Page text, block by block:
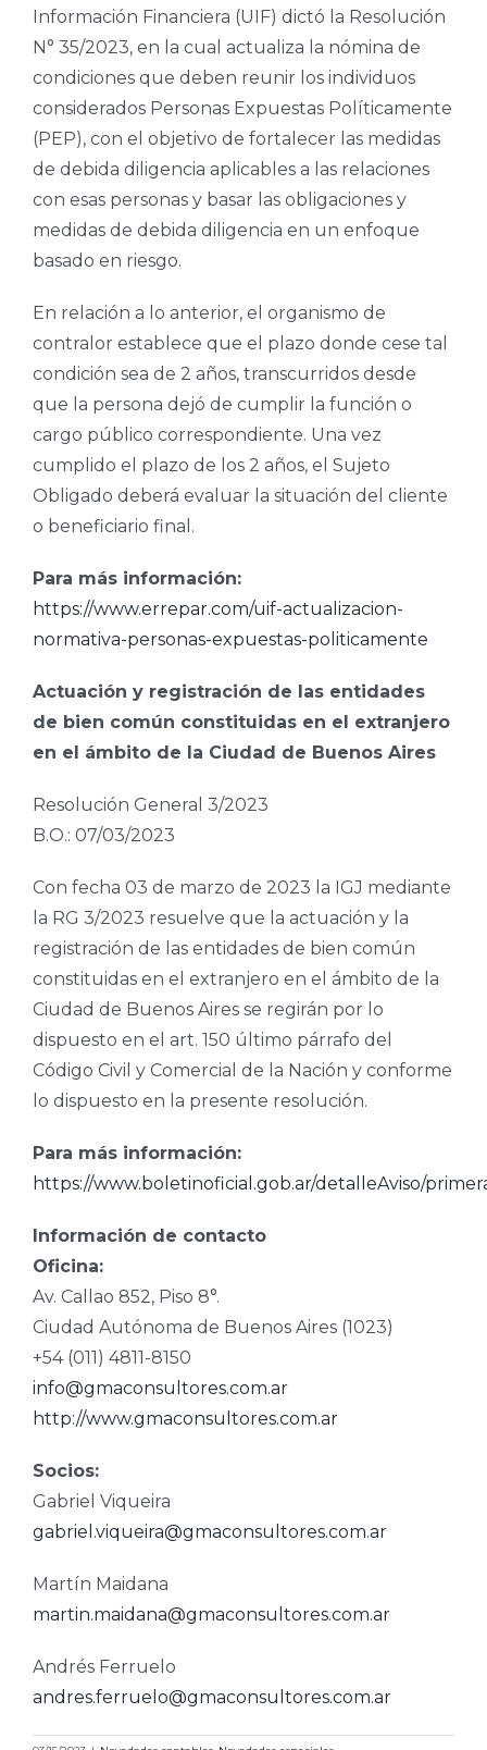
Información Financiera (UIF) dictó la Resolución
N° 35/2023, en la cual actualiza la nómina de
condiciones que deben reunir los individuos
considerados Personas Expuestas Políticamente
(PEP), con el objetivo de fortalecer las medidas
de debida diligencia aplicables a las relaciones
con esas personas y basar las obligaciones y
medidas de debida diligencia en un enfoque
basado en riesgo.
En relación a lo anterior, el organismo de
contralor establece que el plazo donde cese tal
condición sea de 2 años, transcurridos desde
que la persona dejó de cumplir la función o
cargo público correspondiente. Una vez
cumplido el plazo de los 2 años, el Sujeto
Obligado deberá evaluar la situación del cliente
o beneficiario final.
Para más información:
https://www.errepar.com/uif-actualizacion-
normativa-personas-expuestas-politicamente
Actuación y registración de las entidades
de bien común constituidas en el extranjero
en el ámbito de la Ciudad de Buenos Aires
Resolución General 3/2023
B.O.: 07/03/2023
Con fecha 03 de marzo de 2023 la IGJ mediante
la RG 3/2023 resuelve que la actuación y la
registración de las entidades de bien común
constituidas en el extranjero en el ámbito de la
Ciudad de Buenos Aires se regirán por lo
dispuesto en el art. 150 último párrafo del
Código Civil y Comercial de la Nación y conforme
lo dispuesto en la presente resolución.
Para más información:
https://www.boletinoficial.gob.ar/detalleAviso/
Información de contacto
Oficina:
Av. Callao 852, Piso 8°.
Ciudad Autónoma de Buenos Aires (1023)
+54 (011) 4811-8150
info@gmaconsultores.com.ar
http://www.gmaconsultores.com.ar
Socios:
Gabriel Viqueira
gabriel.viqueira@gmaconsultores.com.ar
Martín Maidana
martin.maidana@gmaconsultores.com.ar
Andrés Ferruelo
andres.ferruelo@gmaconsultores.com.ar